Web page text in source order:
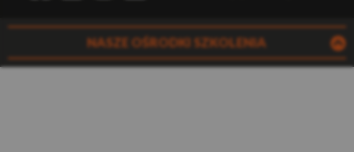
NASZE OŚRODKI SZKOLENIA